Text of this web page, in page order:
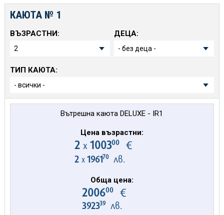
КАЮТА № 1
ВЪЗРАСТНИ: ДЕЦА:
ТИП КАЮТА:
Вътрешна каюта DELUXE - IR1
Цена възрастни:
2 х 100300€
2 х 196170лв.
Обща цена:
200600€
392339лв.